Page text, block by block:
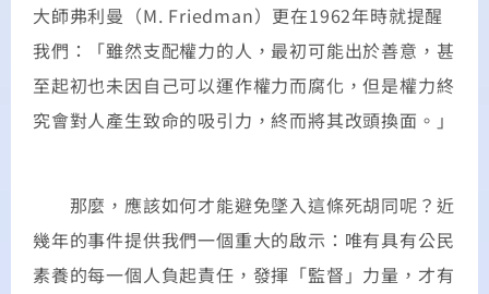
大師弗利曼（M. Friedman）更在1962年時就提醒
我們：「雖然支配權力的人，最初可能出於善意，甚
至起初也未因自己可以運作權力而腐化，但是權力終
究會對人產生致命的吸引力，終而將其改頭換面。」
那麼，應該如何才能避免墜入這條死胡同呢？近
幾年的事件提供我們一個重大的啟示：唯有具有公民
素養的每一個人負起責任，發揮「監督」力量，才有